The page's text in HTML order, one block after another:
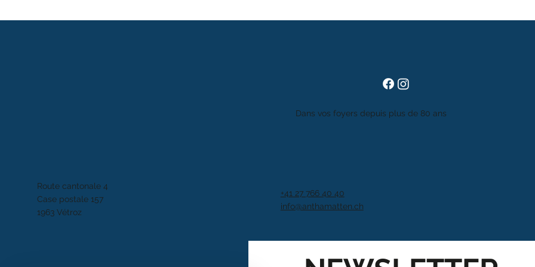
Route cantonale 4
Case postale 157
1963 Vétroz
Dans vos foyers depuis plus de 80 ans
+41 27 766 40 40
info@anthamatten.ch